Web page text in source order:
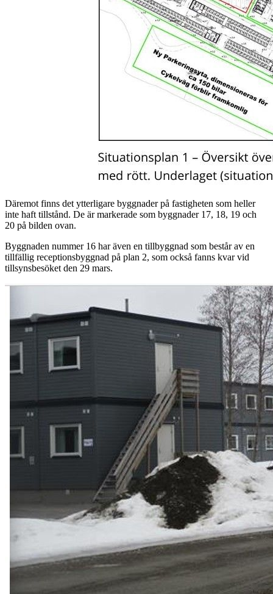
Däremot finns det ytterligare byggnader på fastigheten som heller
inte haft tillstånd. De är markerade som byggnader 17, 18, 19 och
20 på bilden ovan.
Byggnaden nummer 16 har även en tillbyggnad som består av en
tillfällig receptionsbyggnad på plan 2, som också fanns kvar vid
tillsynsbesöket den 29 mars.